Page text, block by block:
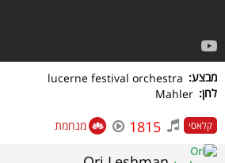
מבצע: lucerne festival orchestra
לחן: Mahler
קלאסי 1815 מנחמת